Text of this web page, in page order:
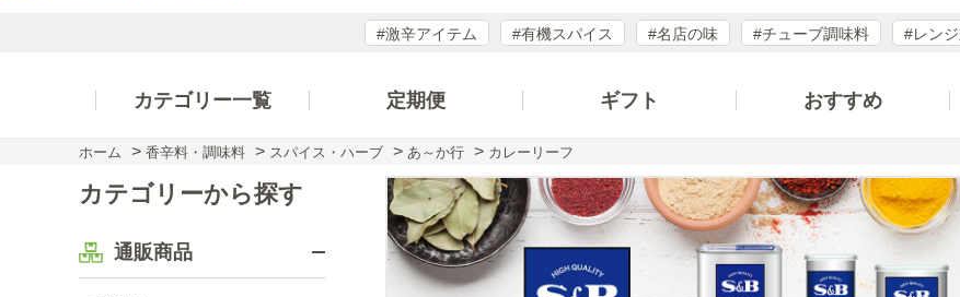
#激辛アイテム #有機スパイス #名店の味 #チューブ調味料 #レン
カテゴリー一覧 定期便 ギフト おすすめ
ホーム > 香辛料・調味料 > スパイス・ハーブ > あ～か行 > カレーリーフ
カテゴリーから探す
通販商品